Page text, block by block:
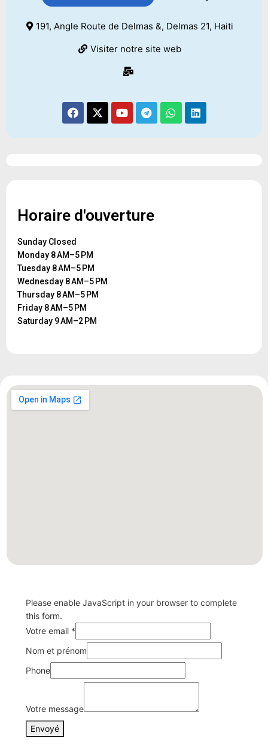
191, Angle Route de Delmas &, Delmas 21, Haiti
Visiter notre site web
Horaire d'ouverture
Sunday Closed
Monday 8 AM–5 PM
Tuesday 8 AM–5 PM
Wednesday 8 AM–5 PM
Thursday 8 AM–5 PM
Friday 8 AM–5 PM
Saturday 9 AM–2 PM
Please enable JavaScript in your browser to complete
this form.
Votre email *
Nom et prénom
Phone
Votre
Votre message
Envoyé